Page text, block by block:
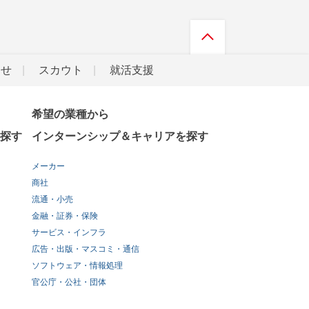
スカウト 就活支援
す
希望の業種から
インターンシップ＆キャリアを探す
メーカー
商社
流通・小売
金融・証券・保険
サービス・インフラ
広告・出版・マスコミ・通信
ソフトウェア・情報処理
官公庁・公社・団体